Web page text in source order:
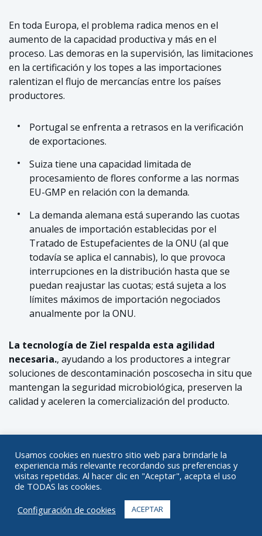
En toda Europa, el problema radica menos en el
aumento de la capacidad productiva y más en el
proceso. Las demoras en la supervisión, las limitaciones
en la certificación y los topes a las importaciones
ralentizan el flujo de mercancías entre los países
productores.
Portugal se enfrenta a retrasos en la verificación
de exportaciones.
Suiza tiene una capacidad limitada de
procesamiento de flores conforme a las normas
EU-GMP en relación con la demanda.
La demanda alemana está superando las cuotas
anuales de importación establecidas por el
Tratado de Estupefacientes de la ONU (al que
todavía se aplica el cannabis), lo que provoca
interrupciones en la distribución hasta que se
puedan reajustar las cuotas; está sujeta a los
límites máximos de importación negociados
anualmente por la ONU.
La tecnología de Ziel respalda esta agilidad
necesaria., ayudando a los productores a integrar
soluciones de descontaminación poscosecha in situ que
mantengan la seguridad microbiológica, preserven la
calidad y aceleren la comercialización del producto.
Usamos cookies en nuestro sitio web para brindarle la
experiencia más relevante recordando sus preferencias y
visitas repetidas. Al hacer clic en "Aceptar", acepta el uso
de TODAS las cookies.
Configuración de cookies
ACEPTAR